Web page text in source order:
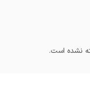
نشده است.